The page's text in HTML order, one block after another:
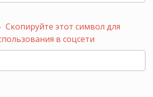
Скопируйте этот символ для
в соцсети